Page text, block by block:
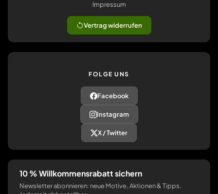
Impressum
Vertrag widerrufen
FOLGE UNS
Facebook
Instagram
X / Twitter
10 % Willkommensrabatt sichern
Newsletter abonnieren: neue Motive, Aktionen & Tipps.